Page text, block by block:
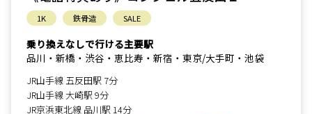
1K 鉄骨造 SALE
乗り換えなしで行ける主要駅
品川・新橋・渋谷・恵比寿・新宿・東京/大手町・池袋
JR山手線 五反田駅 7分
JR山手線 大崎駅 9分
JR京浜東北線 品川駅 14分